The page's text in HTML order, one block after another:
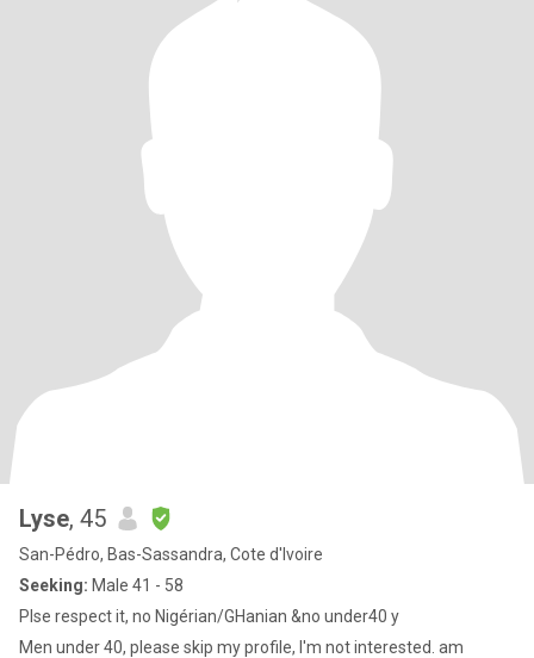
Lyse, 45
San-Pédro, Bas-Sassandra, Cote d'Ivoire
Seeking: Male 41 - 58
Plse respect it, no Nigérian/GHanian &no under40 y
Men under 40, please skip my profile, I'm not interested. am